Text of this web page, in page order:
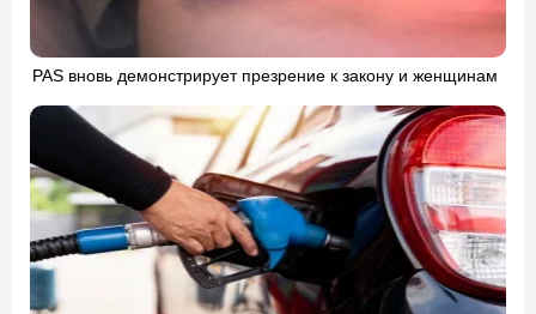
PAS вновь демонстрирует презрение к закону и женщинам